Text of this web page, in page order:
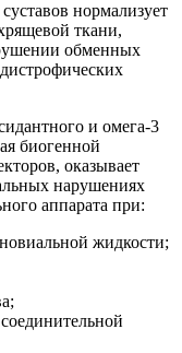
нормализует
ткани,
обменных
и омега-3
биогенной
оказывает
нарушениях
аппарата при:
жидкости;